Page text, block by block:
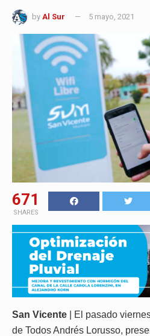
by Al Sur 5 mayo, 2021
671
SHARES
San Vicente | El pasado
de Todos Andrés Lorusso,